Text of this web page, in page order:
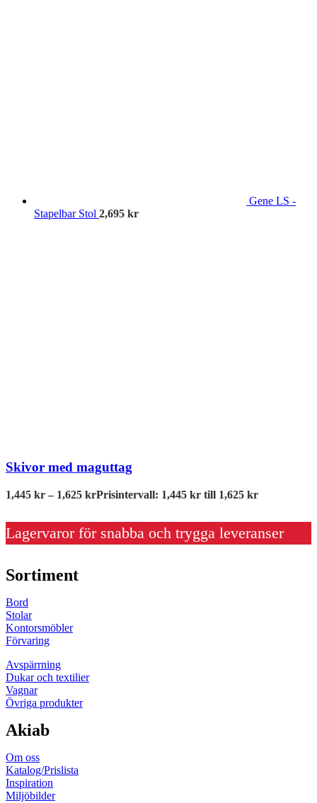
Gene LS -
Stapelbar Stol 2,695 kr
Skivor med maguttag
1,445 kr – 1,625 krPrisintervall: 1,445 kr till 1,625 kr
Lagervaror för snabba och trygga leveranser
Sortiment
Bord
Stolar
Kontorsmöbler
Förvaring
Avspärrning
Dukar och textilier
Vagnar
Övriga produkter
Akiab
Om oss
Katalog/Prislista
Inspiration
Miljöbilder